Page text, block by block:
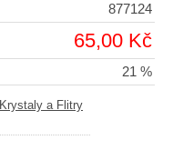
877124
65,00 Kč
21 %
Krystaly a Flitry